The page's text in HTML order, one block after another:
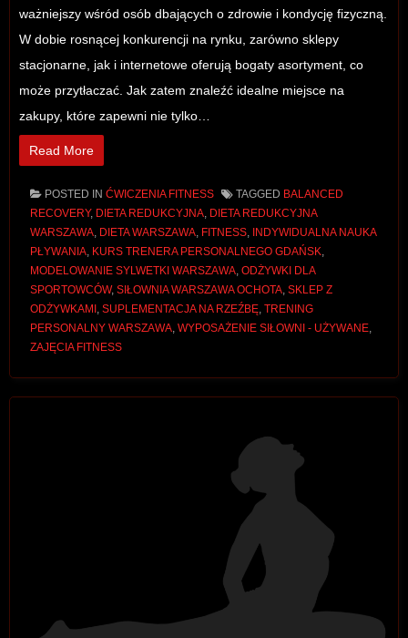
ważniejszy wśród osób dbających o zdrowie i kondycję fizyczną.
W dobie rosnącej konkurencji na rynku, zarówno sklepy
stacjonarne, jak i internetowe oferują bogaty asortyment, co
może przytłaczać. Jak zatem znaleźć idealne miejsce na
zakupy, które zapewni nie tylko…
Read More
POSTED IN ĆWICZENIA FITNESS TAGGED BALANCED
RECOVERY, DIETA REDUKCYJNA DIETA REDUKCYJNA
WARSZAWA DIETA WARSZAWA FITNESS INDYWIDUALNA NAUKA
PŁYWANIA KURS TRENERA PERSONALNEGO GDAŃSK
MODELOWANIE SYLWETKI WARSZAWA ODŻYWKI DLA
SPORTOWCÓW, SIŁOWNIA WARSZAWA OCHOTA SKLEP Z
ODŻYWKAMI SUPLEMENTACJA NA RZEŹBĘ TRENING
PERSONALNY WARSZAWA WYPOSAŻENIE SIŁOWNI - UŻYWANE
ZAJĘCIA FITNESS